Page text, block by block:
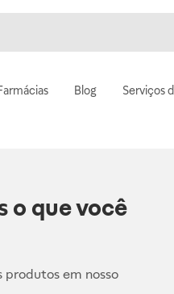
Blog Serviços
o que você
produtos em nosso